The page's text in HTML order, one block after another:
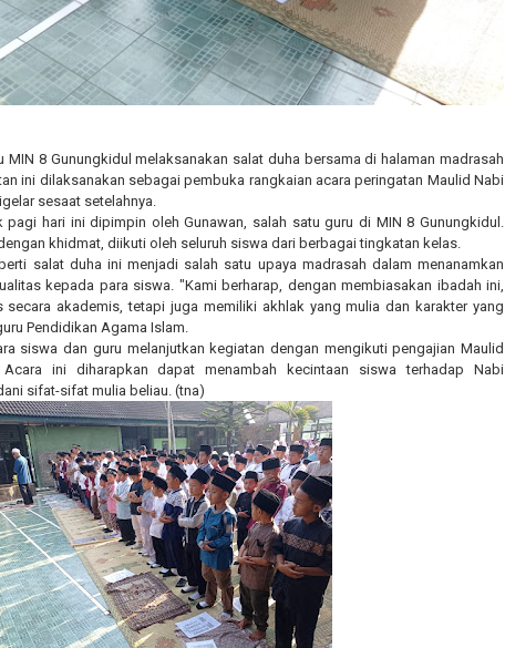
MIN 8 Gunungkidul melaksanakan salat duha bersama di halaman madrasah
ini dilaksanakan sebagai pembuka rangkaian acara peringatan Maulid Nabi
sesaat setelahnya.
hari ini dipimpin oleh Gunawan, salah satu guru di MIN 8 Gunungkidul.
khidmat, diikuti oleh seluruh siswa dari berbagai tingkatan kelas.
salat duha ini menjadi salah satu upaya madrasah dalam menanamkan
kepada para siswa. "Kami berharap, dengan membiasakan ibadah ini,
secara akademis, tetapi juga memiliki akhlak yang mulia dan karakter yang
Pendidikan Agama Islam.
siswa dan guru melanjutkan kegiatan dengan mengikuti pengajian Maulid
ini diharapkan dapat menambah kecintaan siswa terhadap Nabi
sifat-sifat mulia beliau. (tna)